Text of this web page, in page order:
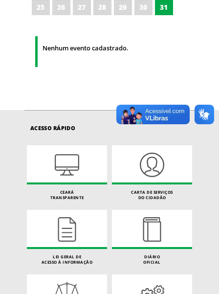
25
26 27 28 29 30 31
Nenhum evento cadastrado.
ACESSO RÁPIDO
CEARÁ
TRANSPARENTE
CARTA DE SERVIÇOS
DO CIDADÃO
LEI GERAL DE
ACESSO À INFORMAÇÃO
DIÁRIO
OFICIAL